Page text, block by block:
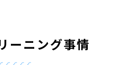
ーニング事情